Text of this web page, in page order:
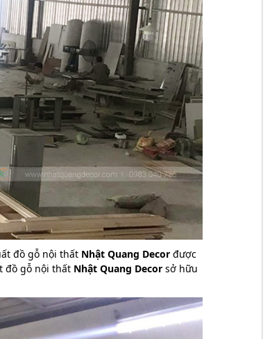
đồ gỗ nội thất Nhật Quang Decor được
đồ gỗ nội thất Nhật Quang Decor sở hữu